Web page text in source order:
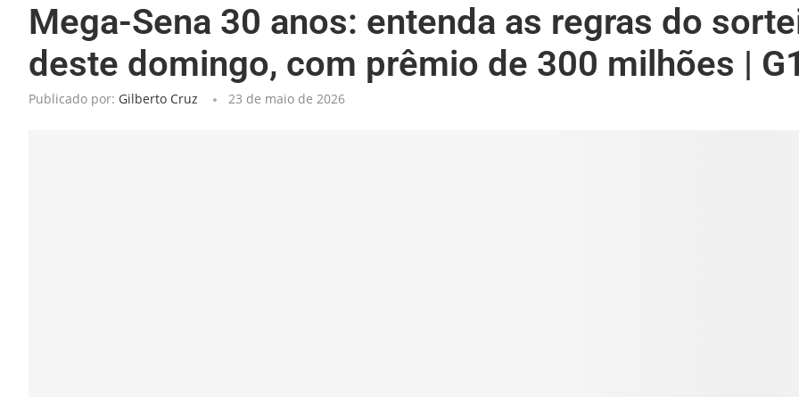
Mega-Sena 30 anos: entenda as regras do
deste domingo, com prêmio de 300 milhões |
Publicado por: Gilberto Cruz 23 de maio de 2026